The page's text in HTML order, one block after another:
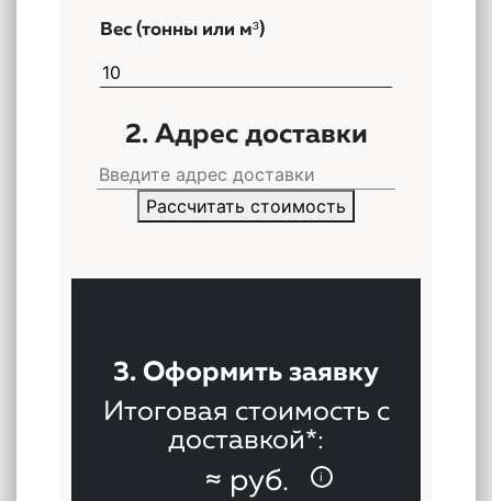
Вес (тонны или м³)
2. Адрес доставки
Рассчитать стоимость
Нажимая на кнопку «Отправить»,
3. Оформить заявку
Итоговая стоимость с
доставкой*:
≈ руб. i